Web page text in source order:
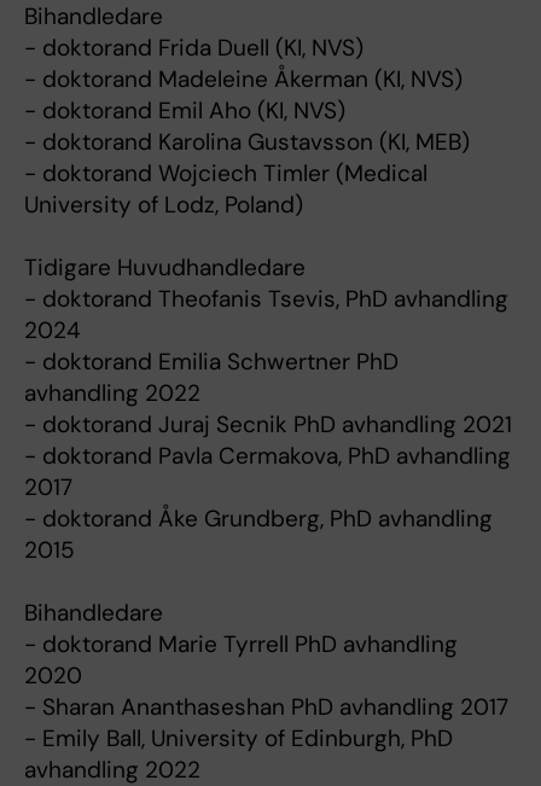
Bihandledare
- doktorand Frida Duell (KI, NVS)
- doktorand Madeleine Åkerman (KI, NVS)
- doktorand Emil Aho (KI, NVS)
- doktorand Karolina Gustavsson (KI, MEB)
- doktorand Wojciech Timler (Medical
University of Lodz, Poland)
Tidigare Huvudhandledare
- doktorand Theofanis Tsevis, PhD avhandling
2024
- doktorand Emilia Schwertner PhD
avhandling 2022
- doktorand Juraj Secnik PhD avhandling 2021
- doktorand Pavla Cermakova, PhD avhandling
2017
- doktorand Åke Grundberg, PhD avhandling
2015
Bihandledare
- doktorand Marie Tyrrell PhD avhandling
2020
- Sharan Ananthaseshan PhD avhandling 2017
- Emily Ball, University of Edinburgh, PhD
avhandling 2022